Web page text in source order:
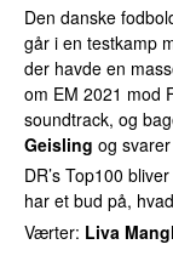
Den danske
går i en testkamp
der havde en
om EM 2021 mod
soundtrack, og
Geisling og
DR’s Top100
har et bud på,
Værter: Liva